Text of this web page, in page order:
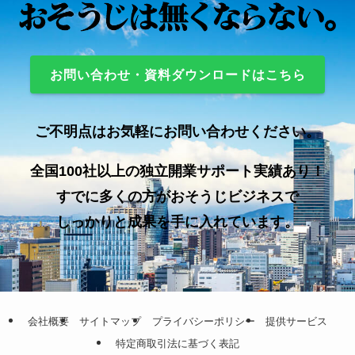
お問い合わせ・資料ダウンロードはこちら
ご不明点はお気軽にお問い合わせください。
全国100社以上の独立開業サポート実績あり！
すでに多くの方がおそうじビジネスで
しっかりと成果を手に入れています。
会社概要 サイトマップ プライバシーポリシー
提供サービス
特定商取引法に基づく表記